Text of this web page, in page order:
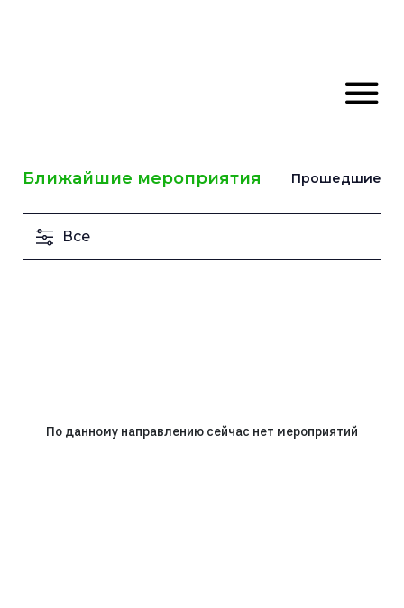
Ближайшие мероприятия Прошедшие
Все
По данному направлению сейчас нет мероприятий